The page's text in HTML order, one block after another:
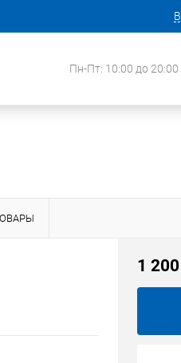
Пн-Пт: 10:00 до 20:00
1